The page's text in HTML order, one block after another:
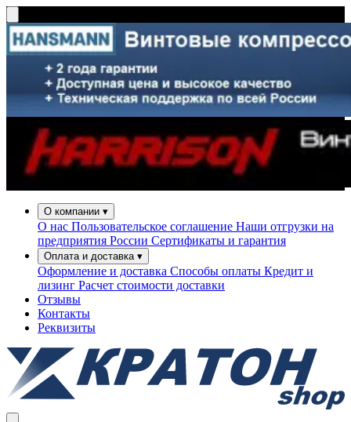
О компании ▾
О нас Пользовательское соглашение Наши отгрузки на
предприятия России Сертификаты и гарантия
Оплата и доставка ▾
Оформление и доставка Способы оплаты Кредит и
лизинг Расчет стоимости доставки
Отзывы
Контакты
Реквизиты